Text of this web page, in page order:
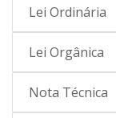
Lei Ordinária
Lei Orgânica
Nota Técnica